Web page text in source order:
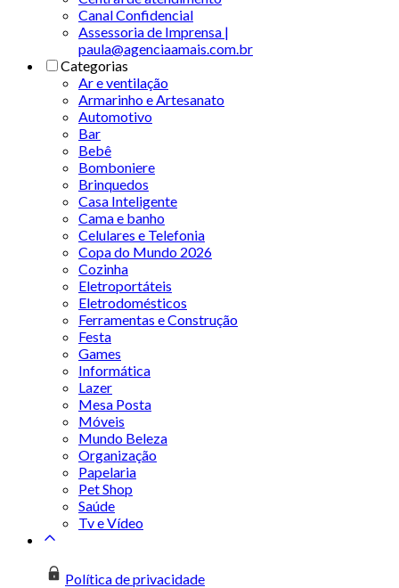
Canal Confidencial
Assessoria de Imprensa |
paula@agenciaamais.com.br
Categorias
Ar e ventilação
Armarinho e Artesanato
Automotivo
Bar
Bebê
Bomboniere
Brinquedos
Casa Inteligente
Cama e banho
Celulares e Telefonia
Copa do Mundo 2026
Cozinha
Eletroportáteis
Eletrodomésticos
Ferramentas e Construção
Festa
Games
Informática
Lazer
Mesa Posta
Móveis
Mundo Beleza
Organização
Papelaria
Pet Shop
Saúde
Tv e Vídeo
Política de privacidade